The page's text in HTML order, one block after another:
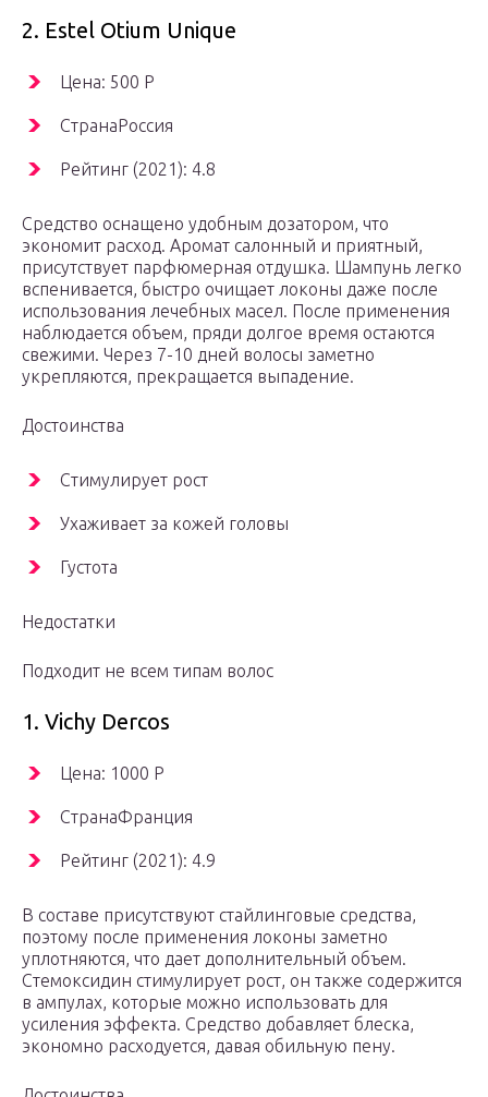
2. Estel Otium Unique
Цена: 500 Р
СтранаРоссия
Рейтинг (2021): 4.8
Средство оснащено удобным дозатором, что
экономит расход. Аромат салонный и приятный,
присутствует парфюмерная отдушка. Шампунь легко
вспенивается, быстро очищает локоны даже после
использования лечебных масел. После применения
наблюдается объем, пряди долгое время остаются
свежими. Через 7-10 дней волосы заметно
укрепляются, прекращается выпадение.
Достоинства
Стимулирует рост
Ухаживает за кожей головы
Густота
Недостатки
Подходит не всем типам волос
1. Vichy Dercos
Цена: 1000 Р
СтранаФранция
Рейтинг (2021): 4.9
В составе присутствуют стайлинговые средства,
поэтому после применения локоны заметно
уплотняются, что дает дополнительный объем.
Стемоксидин стимулирует рост, он также содержится
в ампулах, которые можно использовать для
усиления эффекта. Средство добавляет блеска,
экономно расходуется, давая обильную пену.